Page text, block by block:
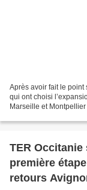
Après avoir fait le point
qui ont choisi
Marseille et
TER
première
retours